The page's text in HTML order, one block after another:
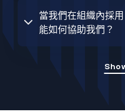
當我們在組織內採
能如何協助我們？